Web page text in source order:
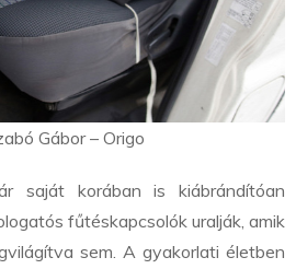
Gábor – Origo
saját korában is kiábrándítóan
fűtéskapcsolók uralják, amik
sem. A gyakorlati életben